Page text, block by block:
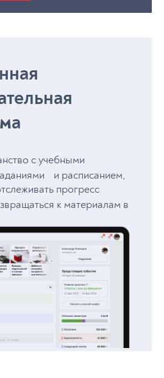
в психологии
исследований в психологии
с учебными
и расписанием,
прогресс
к материалам в